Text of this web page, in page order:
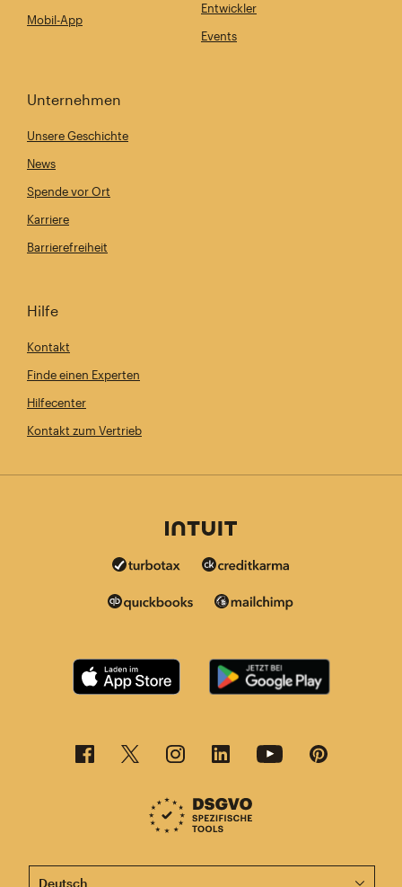
Mobil-App
Entwickler
Events
Unternehmen
Unsere Geschichte
News
Spende vor Ort
Karriere
Barrierefreiheit
Hilfe
Kontakt
Finde einen Experten
Hilfecenter
Kontakt zum Vertrieb
Diese Seite ist jetzt auch in anderen Sprachen